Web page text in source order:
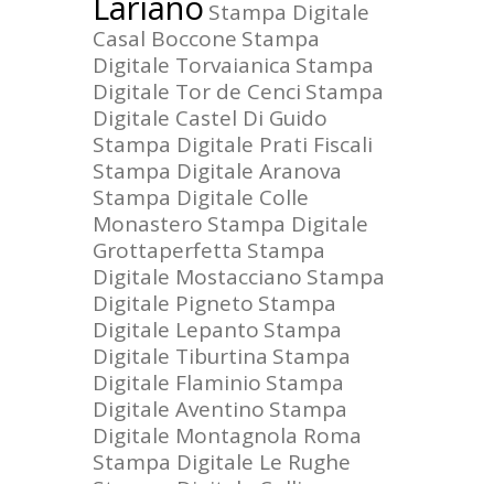
Stampa Digitale
Casal Boccone Stampa
Digitale Torvaianica Stampa
Digitale Tor de Cenci Stampa
Digitale Castel Di Guido
Stampa Digitale Prati Fiscali
Stampa Digitale Aranova
Stampa Digitale Colle
Monastero Stampa Digitale
Grottaperfetta Stampa
Digitale Mostacciano Stampa
Digitale Pigneto Stampa
Digitale Lepanto Stampa
Digitale Tiburtina Stampa
Digitale Flaminio Stampa
Digitale Aventino Stampa
Digitale Montagnola Roma
Stampa Digitale Le Rughe